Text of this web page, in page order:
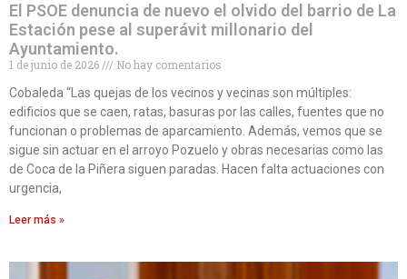
El PSOE denuncia de nuevo el olvido del barrio de La
Estación pese al superávit millonario del
Ayuntamiento.
1 de junio de 2026
No hay comentarios
Cobaleda “Las quejas de los vecinos y vecinas son múltiples:
edificios que se caen, ratas, basuras por las calles, fuentes que no
funcionan o problemas de aparcamiento. Además, vemos que se
sigue sin actuar en el arroyo Pozuelo y obras necesarias como las
de Coca de la Piñera siguen paradas. Hacen falta actuaciones con
urgencia,
Leer más »